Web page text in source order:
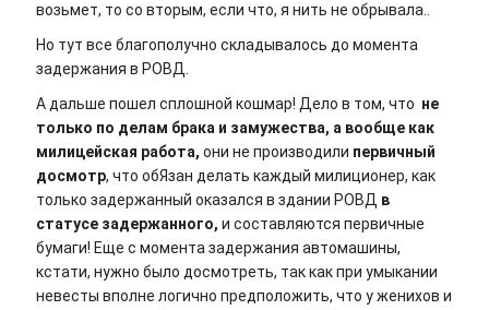
возьмет, то со вторым, если что, я нить не обрывала..
Но тут все благополучно складывалось до момента
задержания в РОВД.
А дальше пошел сплошной кошмар! Дело в том, что не
только по делам брака и замужества, а вообще как
милицейская работа, они не производили первичный
досмотр, что обЯзан делать каждый милиционер, как
только задержанный оказался в здании РОВД в
статусе задержанного, и составляются первичные
бумаги! Еще с момента задержания автомашины,
кстати, нужно было досмотреть, так как при умыкании
невесты вполне логично предположить, что у женихов и